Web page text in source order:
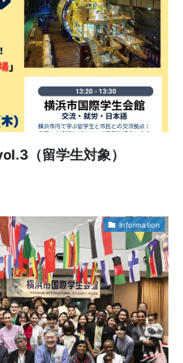
（留学生対象）
Information